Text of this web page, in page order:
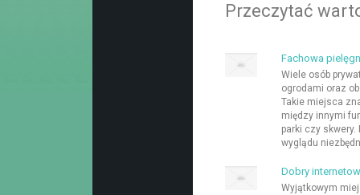
Przeczytać
Fachowa
Wiele osób
ogrodami oraz
Takie miejsca
między innymi
parki czy
wyglądu
Dobry
Wyjątkowym